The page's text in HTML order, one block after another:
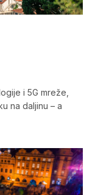
i 5G mreže,
na daljinu – a